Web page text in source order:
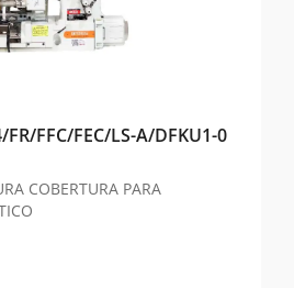
FFC/FEC/LS-A/DFKU1-0
COBERTURA PARA